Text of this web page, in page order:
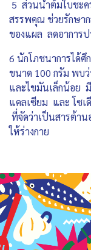
5 ส่วนน้ำต้มใบชะค
สรรพคุณ ช่วยรักษา
ของแผล ลดอาการ
6 นักโภชนาการได้ศึ
ขนาด 100 กรัม พบ
และไขมันเล็กน้อย
แคลเซียม และ โซเ
ที่จัดว่าเป็นสารต้า
ให้ร่างกาย